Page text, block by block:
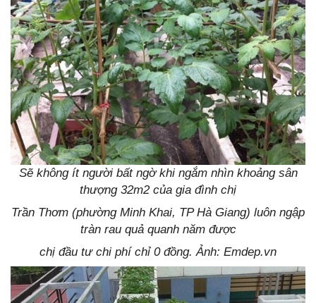
Sẽ không ít người bất ngờ khi ngắm nhìn khoảng sân
thượng 32m2 của gia đình chị
Trần Thơm (phường Minh Khai, TP Hà Giang) luôn ngập
tràn rau quả quanh năm được
chị đầu tư chi phí chỉ 0 đồng. Ảnh: Emdep.vn